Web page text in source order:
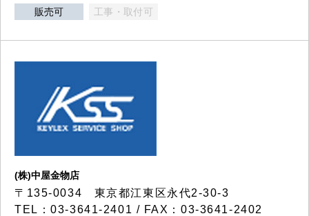
販売可 工事・取付可
(株)中屋金物店
〒135-0034 東京都江東区永代2-30-3
TEL：03-3641-2401 / FAX：03-3641-2402